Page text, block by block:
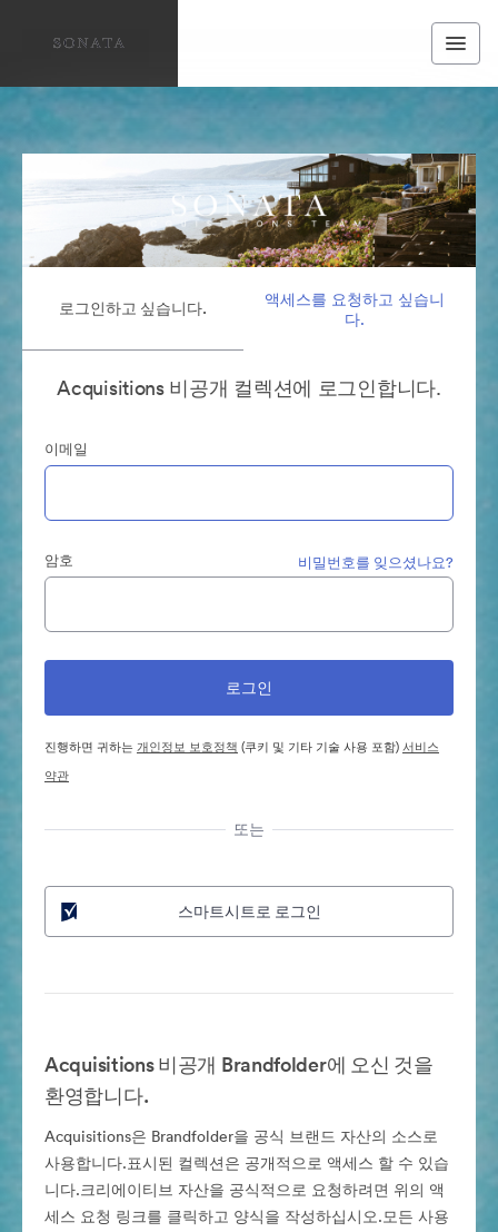
로그인하고 싶습니다.
액세스를 요청하고 싶습니
다.
Acquisitions 비공개 컬렉션에 로그인합니다.
이메일
암호 비밀번호를 잊으셨나요?
진행하면 귀하는개인정보 보호정책 (쿠키 및 기타 기술 사용 포함)서비스
약관
또는
스마트시트로 로그인
Acquisitions 비공개 Brandfolder에 오신 것을
환영합니다.
Acquisitions은 Brandfolder을 공식 브랜드 자산의 소스로
사용합니다.표시된 컬렉션은 공개적으로 액세스 할 수 있습
니다.크리에이티브 자산을 공식적으로 요청하려면 위의 액
세스 요청 링크를 클릭하고 양식을 작성하십시오.모든 사용